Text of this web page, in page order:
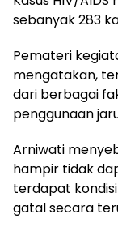
sebanyak 283
Pemateri
mengatakan,
dari berbagai
penggunaan
Arniwati
hampir tidak
terdapat
gatal secara